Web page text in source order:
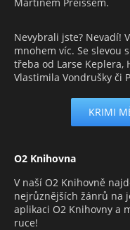
Nevybrali jste? Nevadí!
mnohem víc. Se slevou
třeba od Larse Keplera,
Vlastimila Vondrušky či
KRIMI
O2 Knihovna
V naší O2 Knihovně
nejrůznějších žánrů na
aplikaci O2 Knihovny a
ruce!